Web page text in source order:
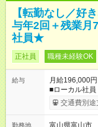
【転勤なし／好
与年2回＋残業月
社員★
正社員 職種未経験OK
給与
月給196,000
■ローカル社
以上／月給196，000
富山県、福井
交通費別途
勤務地
富山県富山市